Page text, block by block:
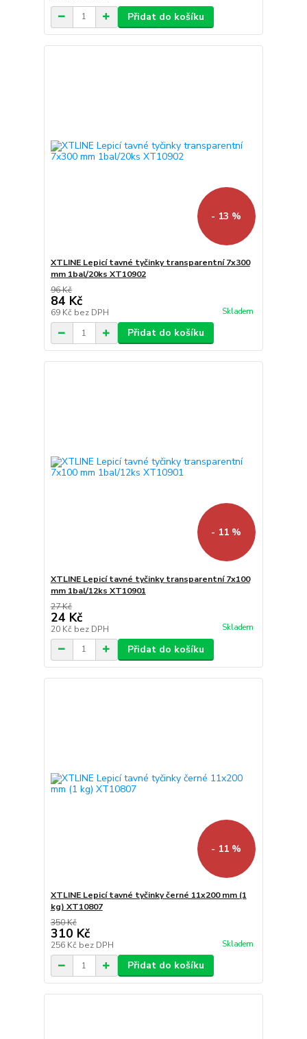
Přidat do košíku
- 13 %
XTLINE Lepicí tavné tyčinky transparentní 7x300
mm 1bal/20ks XT10902
96 Kč
84 Kč
69 Kč bez DPH Skladem
Přidat do košíku
- 11 %
XTLINE Lepicí tavné tyčinky transparentní 7x100
mm 1bal/12ks XT10901
27 Kč
24 Kč
20 Kč bez DPH Skladem
Přidat do košíku
- 11 %
XTLINE Lepicí tavné tyčinky černé 11x200 mm (1
kg) XT10807
350 Kč
310 Kč
256 Kč bez DPH Skladem
Přidat do košíku